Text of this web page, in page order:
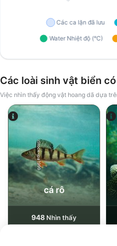
Các loài sinh vật biển
Việc nhìn thấy động vật hoang dã dựa
iStock-jpa1999
cá rô
948 Nhìn thấy